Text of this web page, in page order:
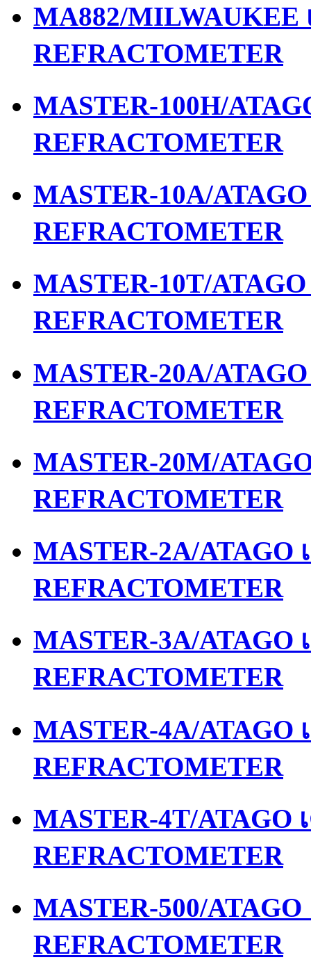
MA882/
REFRACTOMETER
MASTER-100H/
REFRACTOMETER
MASTER-10A/
REFRACTOMETER
MASTER-10T/
REFRACTOMETER
MASTER-20A/
REFRACTOMETER
MASTER-20M/
REFRACTOMETER
MASTER-2A/ATAGO
REFRACTOMETER
MASTER-3A/ATAGO
REFRACTOMETER
MASTER-4A/ATAGO
REFRACTOMETER
MASTER-4T/ATAGO
REFRACTOMETER
MASTER-500/
REFRACTOMETER